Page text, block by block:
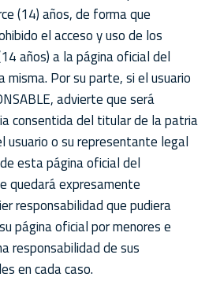
(14) años, de forma que
el acceso y uso de los
años) a la página oficial del
misma. Por su parte, si el usuario
advierte que será
consentida del titular de la patria
o su representante legal
esta página oficial del
quedará expresamente
responsabilidad que pudiera
página oficial por menores e
responsabilidad de sus
en cada caso.